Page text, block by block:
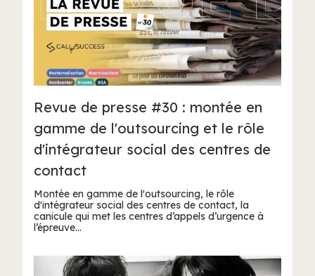
Revue de presse #30 : montée en
gamme de l'outsourcing et le rôle
d'intégrateur social des centres de
contact
Montée en gamme de l'outsourcing, le rôle
d'intégrateur social des centres de contact, la
canicule qui met les centres d’appels d’urgence à
l’épreuve…